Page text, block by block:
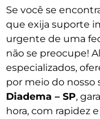
Se você se
que exija suporte
urgente de uma
não se preocupe!
especializados,
por meio do nosso
Diadema – SP,
hora, com rapidez